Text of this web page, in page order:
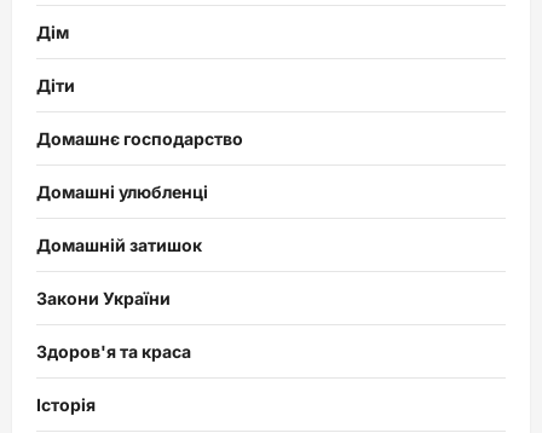
Дім
Діти
Домашнє господарство
Домашні улюбленці
Домашній затишок
Закони України
Здоров'я та краса
Історія